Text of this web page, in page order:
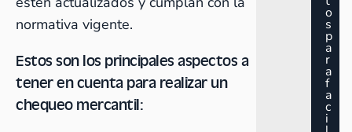
normativa vigente.
Estos son los principales aspectos a
tener en cuenta para realizar un
chequeo mercantil:
o
s
p
a
r
a
f
a
c
i